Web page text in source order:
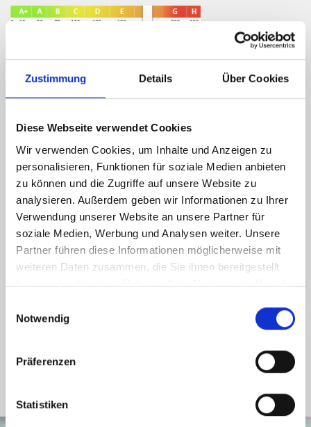
Zustimmung Details Über Cookies
Diese Webseite verwendet Cookies
Wir verwenden Cookies, um Inhalte und Anzeigen zu
personalisieren, Funktionen für soziale Medien anbieten
zu können und die Zugriffe auf unsere Website zu
analysieren. Außerdem geben wir Informationen zu Ihrer
Verwendung unserer Website an unsere Partner für
soziale Medien, Werbung und Analysen weiter. Unsere
Partner führen diese Informationen möglicherweise mit
weiteren Daten zusammen, die Sie ihnen bereitgestellt
haben oder die sie im Rahmen Ihrer Nutzung der Dienste
Notwendig
Präferenzen
Statistiken
175,40 kWh / (m²*a)
Endenergiebedarf
Weitere Informationen
Wesentlicher Energieträger
Gas
Energieausweis Ausstelldatum
2024-04-17
Energieausweis gültig bis
16.04.2034
Energieausweis Jahrgang
ab dem 1.5.2014
Energieausweis Gebäudeart
Wohngebäude
Befeuerung